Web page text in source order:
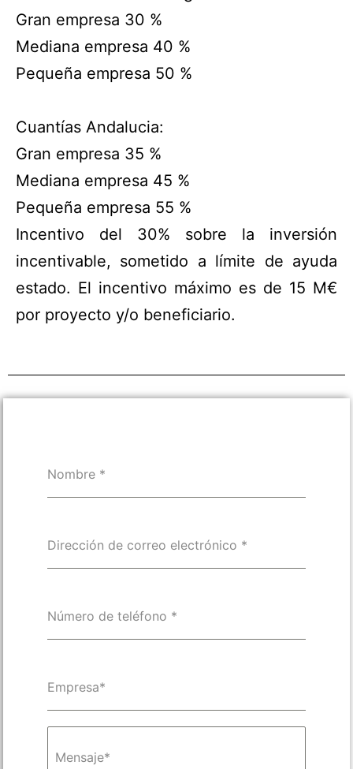
Gran empresa 30 %
Mediana empresa 40 %
Pequeña empresa 50 %
Cuantías Andalucia:
Gran empresa 35 %
Mediana empresa 45 %
Pequeña empresa 55 %
Incentivo del 30% sobre la inversión
incentivable, sometido a límite de ayuda
estado. El incentivo máximo es de 15 M€
por proyecto y/o beneficiario.
Nombre *
Dirección de correo electrónico *
Número de teléfono *
Empresa*
Mensaje*